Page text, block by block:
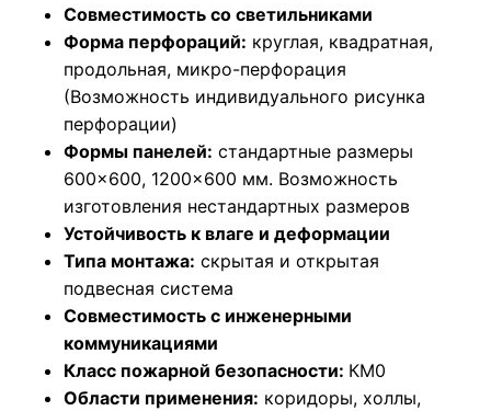
Совместимость со светильниками
Форма перфораций: круглая, квадратная,
продольная, микро-перфорация
(Возможность индивидуального рисунка
перфорации)
Формы панелей: стандартные размеры
600×600, 1200×600 мм. Возможность
изготовления нестандартных размеров
Устойчивость к влаге и деформации
Типа монтажа: скрытая и открытая
подвесная система
Совместимость с инженерными
коммуникациями
Класс пожарной безопасности: КМ0
Области применения: коридоры, холлы,